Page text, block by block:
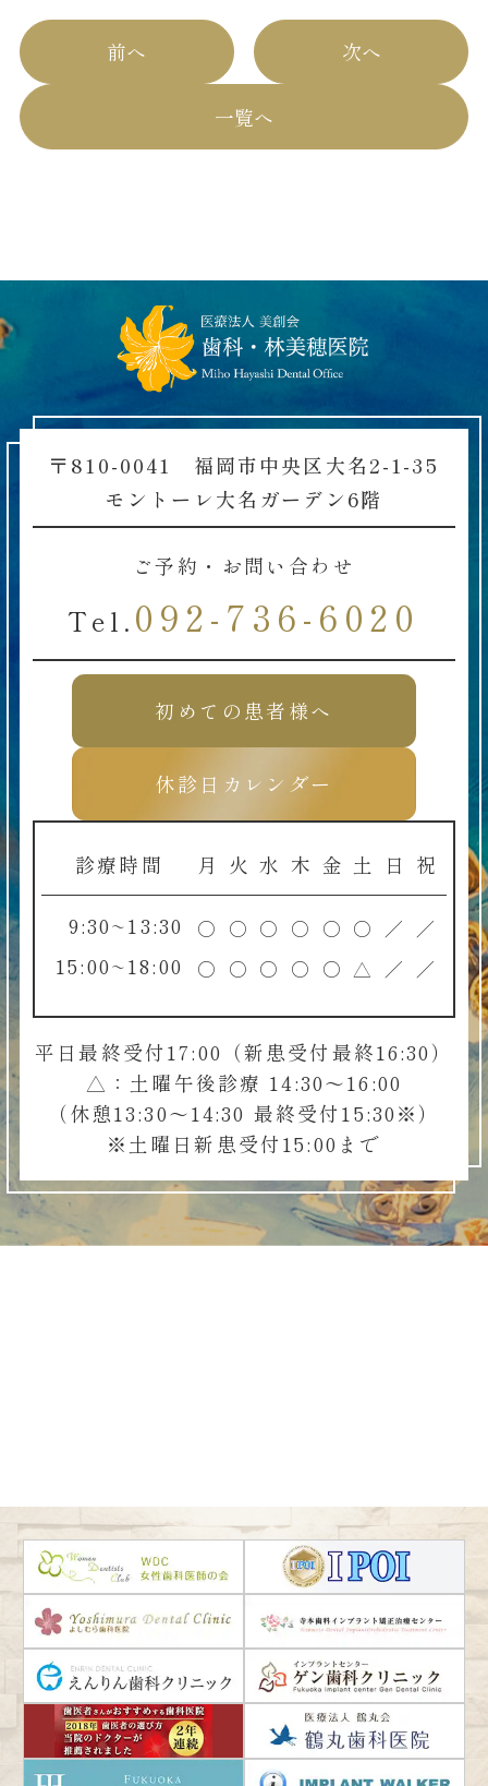
前へ
一覧へ
次へ
〒810-0041 福岡市中央区大名2-1-35
モントーレ大名ガーデン6階
ご予約・お問い合わせ
Tel. 092-736-6020
初めての患者様へ
休診日カレンダー
診療時間 月 火 水 木 金 土 日 祝
9:30~13:30 ○ ○ ○ ○ ○ ○ ／ ／
15:00~18:00 ○ ○ ○ ○ ○ △ ／ ／
平日最終受付17:00（新患受付最終16:30）
△：土曜午後診療 14:30～16:00
（休憩13:30～14:30 最終受付15:30※）
※土曜日新患受付15:00まで